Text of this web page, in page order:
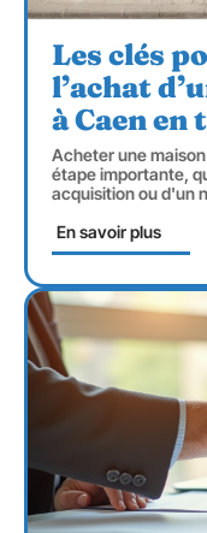
Les clés
l’achat
à Caen
Acheter une
étape importante,
acquisition ou d'un
En savoir plus